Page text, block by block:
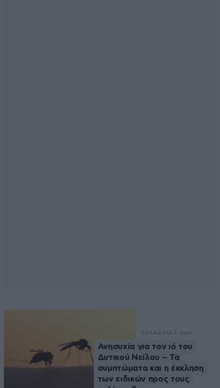
ΕΛΛΑΔΑ 12 λ. πριν
Ανησυχία για τον ιό του
Δυτικού Νείλου – Τα
συμπτώματα και η έκκληση
των ειδικών προς τους